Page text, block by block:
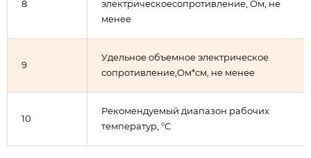
8
электрическоесопротивление, Ом, не
менее
9
Удельное объемное электрическое
сопротивление,Ом*см, не менее
10
Рекомендуемый диапазон рабочих
температур, °С